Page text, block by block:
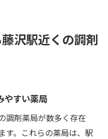
沢駅近くの調剤
やすい薬局
調剤薬局が数多く存在
す。これらの薬局は、駅